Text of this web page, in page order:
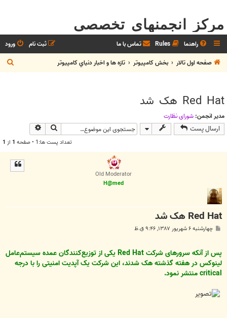
مرکز انجمنهای تخصصی
راهنما Rules تماس با ما ورود
ثبت نام
صفحه اول تالار
بخش كامپيوتر تازه ها و اخبار دنياي کامپيوتر
س
Red Hat هک شد
مدیر انجمن: شوراي نظارت
ارسال پست جستجو
تعداد پست ها:1 • صفحه 1 از 1
Old Moderator
H@med
Red Hat هک شد
س
چهارشنبه ۶ شهریور ۱۳۸۷, ۹:۴۶ ق.ظ
پس از آنکه سرورهای شرکت Red Hat یکی از توزیع‌کنندگان عمده سیستم‌عامل
لینوکس در هفته گذشته هک شدند، این شرکت یک آپدیت امنیتی را با درجه
critical منتشر نمود.